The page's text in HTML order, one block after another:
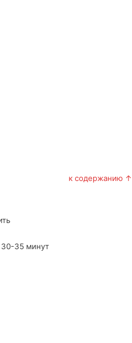
к содержанию ↑
30-35 минут